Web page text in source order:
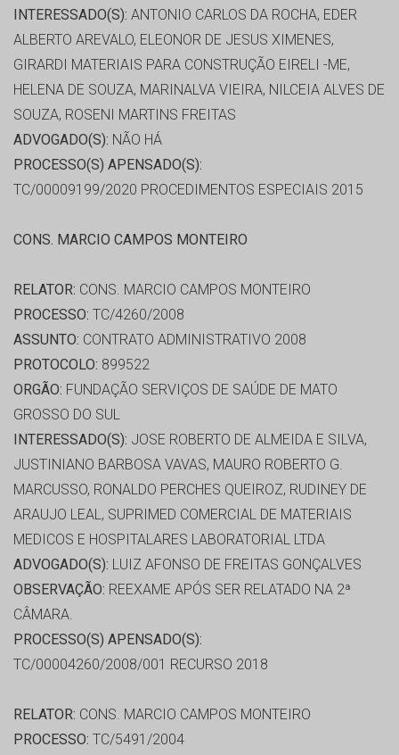
INTERESSADO(S): ANTONIO CARLOS DA ROCHA, EDER
ALBERTO AREVALO, ELEONOR DE JESUS XIMENES,
GIRARDI MATERIAIS PARA CONSTRUÇÃO EIRELI -ME,
HELENA DE SOUZA, MARINALVA VIEIRA, NILCEIA ALVES DE
SOUZA, ROSENI MARTINS FREITAS
ADVOGADO(S): NÃO HÁ
PROCESSO(S) APENSADO(S):
TC/00009199/2020 PROCEDIMENTOS ESPECIAIS 2015
CONS. MARCIO CAMPOS MONTEIRO
RELATOR: CONS. MARCIO CAMPOS MONTEIRO
PROCESSO: TC/4260/2008
ASSUNTO: CONTRATO ADMINISTRATIVO 2008
PROTOCOLO: 899522
ORGÃO: FUNDAÇÃO SERVIÇOS DE SAÚDE DE MATO
GROSSO DO SUL
INTERESSADO(S): JOSE ROBERTO DE ALMEIDA E SILVA,
JUSTINIANO BARBOSA VAVAS, MAURO ROBERTO G.
MARCUSSO, RONALDO PERCHES QUEIROZ, RUDINEY DE
ARAUJO LEAL, SUPRIMED COMERCIAL DE MATERIAIS
MEDICOS E HOSPITALARES LABORATORIAL LTDA
ADVOGADO(S): LUIZ AFONSO DE FREITAS GONÇALVES
OBSERVAÇÃO: REEXAME APÓS SER RELATADO NA 2ª
CÂMARA.
PROCESSO(S) APENSADO(S):
TC/00004260/2008/001 RECURSO 2018
RELATOR: CONS. MARCIO CAMPOS MONTEIRO
PROCESSO: TC/5491/2004